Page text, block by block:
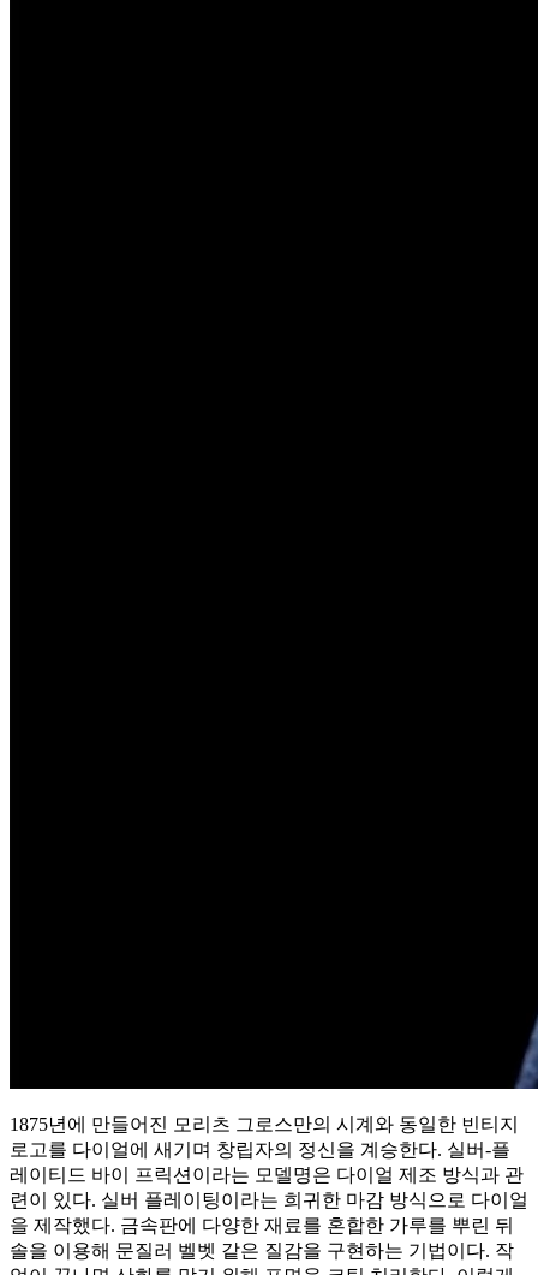
1875년에 만들어진 모리츠 그로스만의 시계와 동일한 빈티지
로고를 다이얼에 새기며 창립자의 정신을 계승한다. 실버-플
레이티드 바이 프릭션이라는 모델명은 다이얼 제조 방식과 관
련이 있다. 실버 플레이팅이라는 희귀한 마감 방식으로 다이얼
을 제작했다. 금속판에 다양한 재료를 혼합한 가루를 뿌린 뒤
솔을 이용해 문질러 벨벳 같은 질감을 구현하는 기법이다. 작